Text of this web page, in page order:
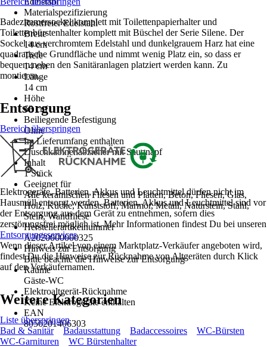
Materialspezifizierung
Rostfreier Edelstahl
Breite
14 cm
Tiefe
14 cm
Länge
14 cm
Höhe
63 cm
Beiliegende Befestigung
Ohne
Im Lieferumfang enthalten
Duschkabinenabzieher mit Saugnapf
Inhalt
1 Stück
Geeignet für
Alle keramischen Fliesen und Platten, Beton, Fliesen, Glas,
Holz, Küche, Kunststoff, Marmor, Metall, Naturstein, Stahl,
Stein, Wandfliese
Herstellerartikelnummer
A2020000000325
Hinweis zur Entsorgung
Bitte beachte die Hinweise zur Entsorgung
Räume
Gäste-WC
Elektroaltgerät-Rücknahme
Keine Elektrogeräte enthalten
EAN
8056201406303
Badezimmersockel komplett mit Toilettenpapierhalter und
Toilettenbürstenhalter komplett mit Büschel der Serie Silene. Der
Sockel aus verchromtem Edelstahl und dunkelgrauem Harz hat eine
quadratische Grundfläche und nimmt wenig Platz ein, so dass er
bequem neben den Sanitäranlagen platziert werden kann. Zu
montieren.
Entsorgung
Bereich überspringen
Elektrogeräte, Batterien, Akkus und Leuchtmittel dürfen nicht im
Hausmüll entsorgt werden. Batterien, Akkus und Leuchtmittel sind vor
der Entsorgung aus dem Gerät zu entnehmen, sofern dies
zerstörungsfrei möglich ist. Mehr Informationen findest Du bei unseren
Entsorgungsservices.
Wenn dieser Artikel von einem Marktplatz-Verkäufer angeboten wird,
findest Du die Hinweise zur Rücknahme von Altgeräten durch Klick
auf den Verkäufernamen.
Weitere Kategorien
Liste überspringen
Bad & Sanitär
Badausstattung Badaccessoires
WC-Bürsten
WC-Garnituren
WC Bürstenhalter